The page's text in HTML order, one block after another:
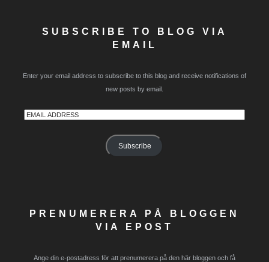
SUBSCRIBE TO BLOG VIA
EMAIL
Enter your email address to subscribe to this blog and receive notifications of
new posts by email.
Email
Subscribe
PRENUMERERA PÅ BLOGGEN
VIA EPOST
Ange din e-postadress för att prenumerera på den här bloggen och få